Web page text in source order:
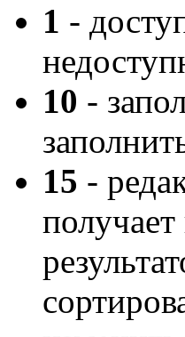
1 -
10 -
15 -